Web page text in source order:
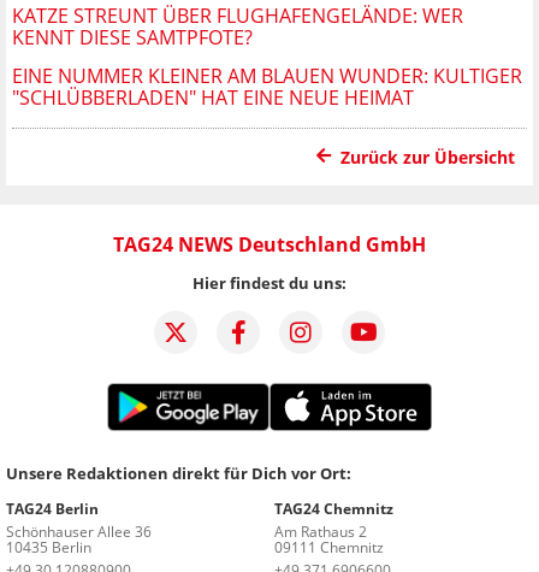
KATZE STREUNT ÜBER FLUGHAFENGELÄNDE: WER
KENNT DIESE SAMTPFOTE?
EINE NUMMER KLEINER AM BLAUEN WUNDER: KULTIGER
"SCHLÜBBERLADEN" HAT EINE NEUE HEIMAT
Zurück zur Übersicht
TAG24 NEWS Deutschland GmbH
Hier findest du uns:
Unsere Redaktionen direkt für Dich vor Ort:
TAG24 Berlin
Schönhauser Allee 36
10435 Berlin
TAG24 Chemnitz
Am Rathaus 2
09111 Chemnitz